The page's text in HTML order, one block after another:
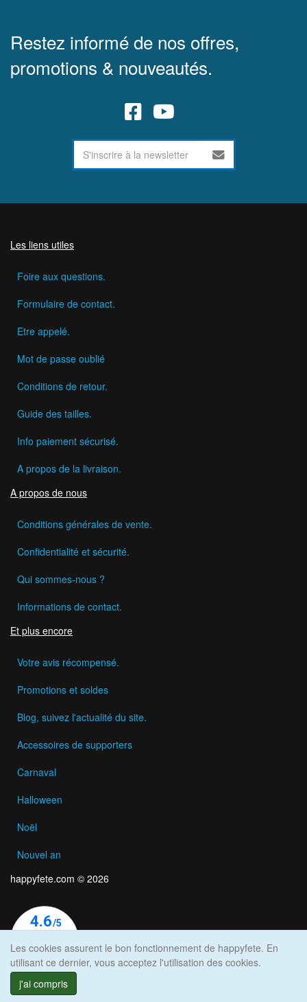
Restez informé de nos offres,
promotions & nouveautés.
Les liens utiles
Foire aux questions.
Formulaire de contact.
Etre appelé.
Mot de passe oublié
Conditions de retour.
Guide des tailles.
Info paiement sécurisé.
A propos de la livraison.
A propos de nous
Conditions générales de vente.
Confidentialité et sécurité.
Qui sommes-nous ?
Informations de contact.
Et plus encore
Votre avis récompensé.
Promotions et soldes
Blog, suivez l'actualité du site.
Accessoires de supporters
Carnaval
Halloween
Noël
Nouvel an
happyfete.com © 2026
Les cookies assurent le bon fonctionnement de happyfete. En
utilisant ce dernier, vous acceptez l'utilisation des cookies.
j'ai compris